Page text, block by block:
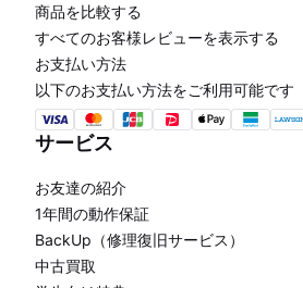
商品を比較する
すべてのお客様レビューを表示する
お支払い方法
以下のお支払い方法をご利用可能です
サービス
お友達の紹介
1年間の動作保証
BackUp（修理復旧サービス）
中古買取